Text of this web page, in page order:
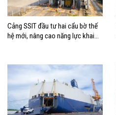
Cảng SSIT đầu tư hai cẩu bờ thế
hệ mới, nâng cao năng lực khai